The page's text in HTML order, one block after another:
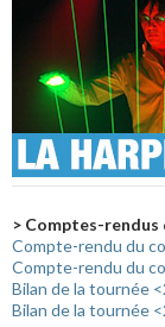
> Comptes-rendus
Compte-rendu du
Compte-rendu du
Bilan de la tournée
Bilan de la tournée